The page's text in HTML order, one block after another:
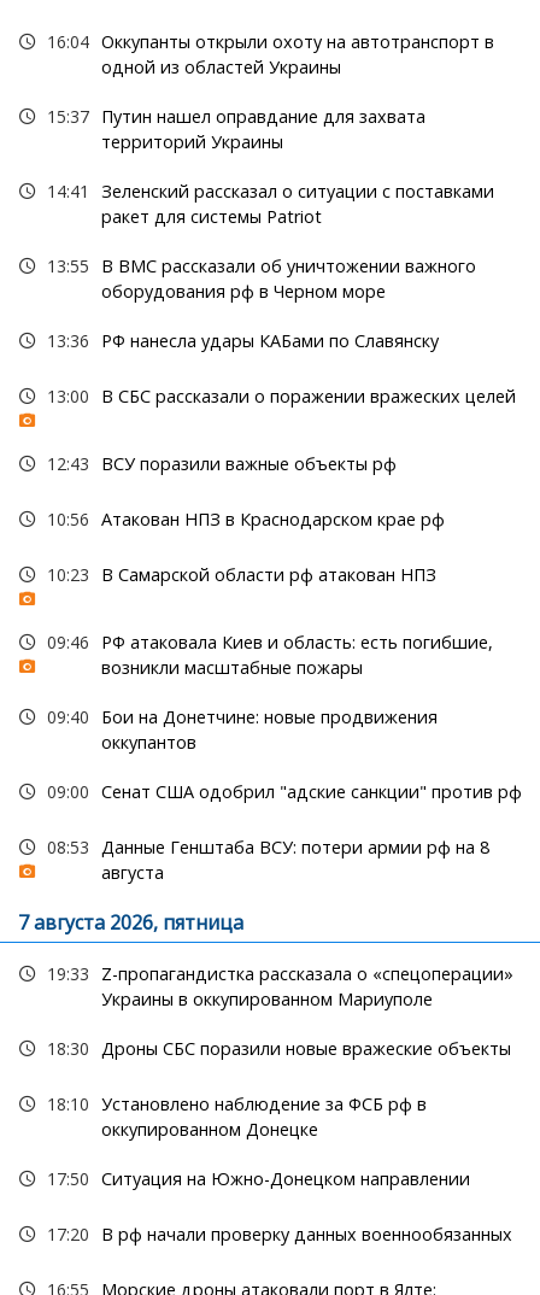
16:04 Оккупанты открыли охоту на автотранспорт в
одной из областей Украины
15:37 Путин нашел оправдание для захвата
территорий Украины
14:41
Зеленский рассказал о ситуации с поставками
ракет для системы Patriot
13:55
В ВМС рассказали об уничтожении важного
оборудования рф в Черном море
13:36 РФ нанесла удары КАБами по Славянску
13:00 В СБС рассказали о поражении вражеских целей
12:43 ВСУ поразили важные объекты рф
10:56 Атакован НПЗ в Краснодарском крае рф
10:23 В Самарской области рф атакован НПЗ
09:46
РФ атаковала Киев и область: есть погибшие,
возникли масштабные пожары
09:40
Бои на Донетчине: новые продвижения
оккупантов
09:00 Сенат США одобрил "адские санкции" против рф
08:53 Данные Генштаба ВСУ: потери армии рф на 8
августа
7 августа 2026, пятница
19:33
Z-пропагандистка рассказала о «спецоперации»
Украины в оккупированном Мариуполе
18:30 Дроны СБС поразили новые вражеские объекты
18:10 Установлено наблюдение за ФСБ рф в
оккупированном Донецке
17:50 Ситуация на Южно-Донецком направлении
17:20 В рф начали проверку данных военнообязанных
16:55 Морские дроны атаковали порт в Ялте: